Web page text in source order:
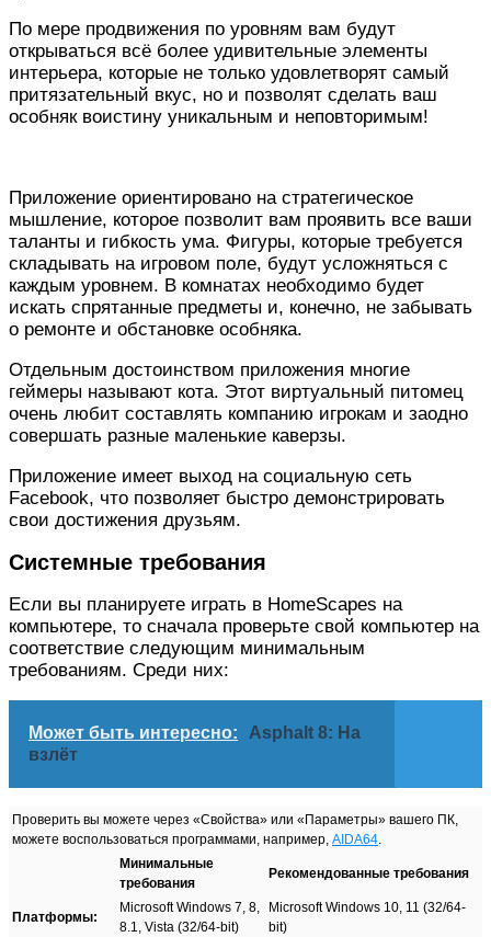
По мере продвижения по уровням вам будут
открываться всё более удивительные элементы
интерьера, которые не только удовлетворят самый
притязательный вкус, но и позволят сделать ваш
особняк воистину уникальным и неповторимым!
Приложение ориентировано на стратегическое
мышление, которое позволит вам проявить все ваши
таланты и гибкость ума. Фигуры, которые требуется
складывать на игровом поле, будут усложняться с
каждым уровнем. В комнатах необходимо будет
искать спрятанные предметы и, конечно, не забывать
о ремонте и обстановке особняка.
Отдельным достоинством приложения многие
геймеры называют кота. Этот виртуальный питомец
очень любит составлять компанию игрокам и заодно
совершать разные маленькие каверзы.
Приложение имеет выход на социальную сеть
Facebook, что позволяет быстро демонстрировать
свои достижения друзьям.
Системные требования
Если вы планируете играть в HomeScapes на
компьютере, то сначала проверьте свой компьютер на
соответствие следующим минимальным
требованиям. Среди них:
Может быть интересно:
Asphalt 8: На
взлёт
Проверить вы можете через «Свойства» или «Параметры» вашего ПК,
можете воспользоваться программами, например, AIDA64.
Минимальные
требования
Рекомендованные требования
Платформы:
Microsoft Windows 7, 8,
8.1, Vista (32/64-bit)
Microsoft Windows 10, 11 (32/64-
bit)